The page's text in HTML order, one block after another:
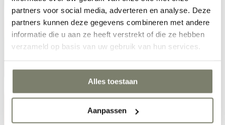
partners voor social media, adverteren en analyse. Deze
partners kunnen deze gegevens combineren met andere
informatie die u aan ze heeft verstrekt of die ze hebben
verzameld op basis van uw gebruik van hun services.
Alles toestaan
Aanpassen